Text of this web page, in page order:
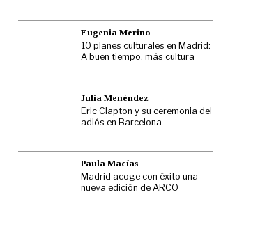
Eugenia Merino
10 planes culturales en Madrid:
A buen tiempo, más cultura
Julia Menéndez
Eric Clapton y su ceremonia del
adiós en Barcelona
Paula Macías
Madrid acoge con éxito una
nueva edición de ARCO